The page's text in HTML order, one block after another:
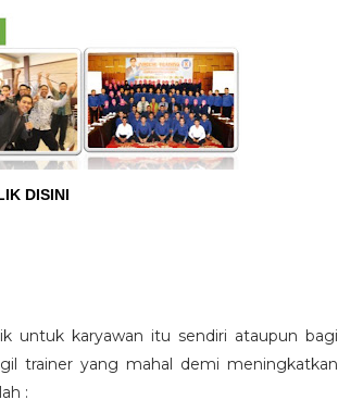
DISINI
untuk karyawan itu sendiri ataupun bagi
trainer yang mahal demi meningkatkan
: